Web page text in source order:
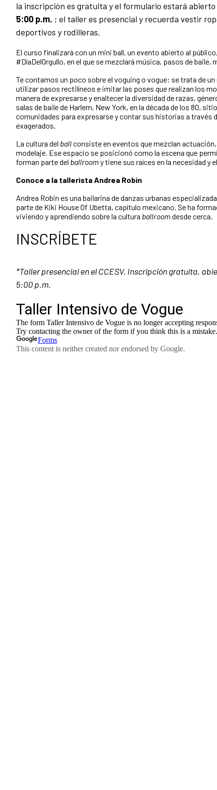
la inscripción es gratuita y el formulario estará
5:00 p.m. ; el taller es presencial y recuerda vestir
deportivos y rodilleras.
El curso finalizará con un mini ball, un evento abierto al
#DíaDelOrgullo, en el que se mezclará música, pasos de baile,
Te contamos un poco sobre el voguing o vogue: se trata de
utilizar pasos rectilíneos e imitar las poses que realizan los
manera de expresarse y enaltecer la diversidad de razas,
salas de baile de Harlem, New York, en la década de los 80,
comunidades para expresarse y contar sus historias a través
exagerados.
La cultura del ballconsiste en eventos que mezclan
modelaje. Ese espacio se posicionó como la escena que
forman parte del ballroom y tiene sus raíces en la necesidad y
Conoce a la talleristaAndrea Robin
Andrea Robin es una bailarina de danzas urbanas
parte de Kiki House Of Ubetta, capítulo mexicano. Se ha
viviendo y aprendiendo sobre la cultura ballroom desde cerca.
INSCRÍBETE
*Taller presencial en el CCESV. Inscripción gratuita,
5:00 p.m.